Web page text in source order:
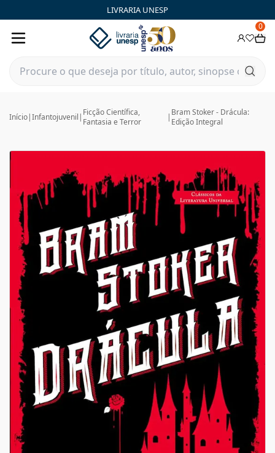
LIVRARIA UNESP
0
Início|Infantojuvenil | Ficção Científica,
Fantasia e Terror
| Bram Stoker - Drácula:
Edição Integral